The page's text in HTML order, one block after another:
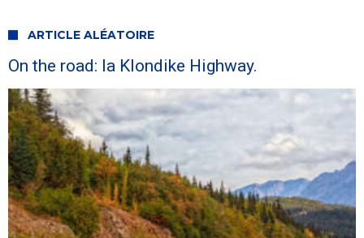
ARTICLE ALÉATOIRE
On the road: la Klondike Highway.